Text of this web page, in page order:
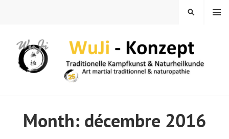
MENU
SEARCH
Month: décembre 2016